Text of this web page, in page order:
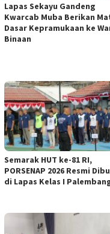
Lapas Sekayu Gandeng
Kwarcab Muba Berikan
Dasar Kepramukaan ke
Binaan
Semarak HUT ke-81 RI,
PORSENAP 2026 Resmi
di Lapas Kelas I